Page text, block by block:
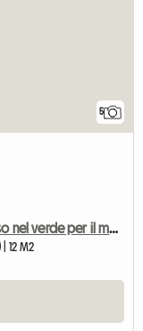
5
Appartamento tranquillo e immerso nel verde per il mese di agosto
12 M2